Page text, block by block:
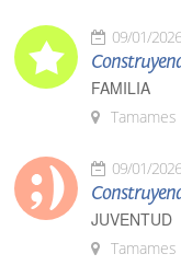
09/01/2026
FAMILIA
Tamames
09/01/2026
JUVENTUD
Tamames